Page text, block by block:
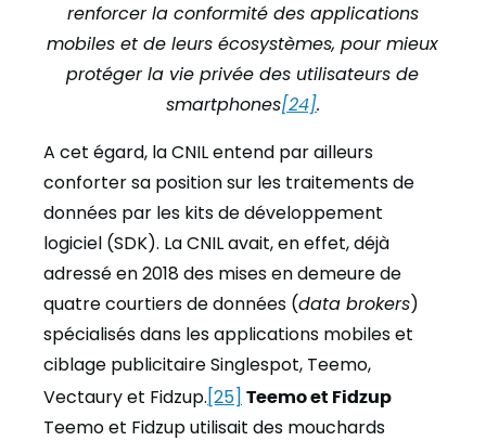
renforcer la conformité des applications
mobiles et de leurs écosystèmes, pour mieux
protéger la vie privée des utilisateurs de
smartphones[24].
A cet égard, la CNIL entend par ailleurs
conforter sa position sur les traitements de
données par les kits de développement
logiciel (SDK). La CNIL avait, en effet, déjà
adressé en 2018 des mises en demeure de
quatre courtiers de données (data brokers)
spécialisés dans les applications mobiles et
ciblage publicitaire Singlespot, Teemo,
Vectaury et Fidzup.[25] Teemo et Fidzup
Teemo et Fidzup utilisait des mouchards